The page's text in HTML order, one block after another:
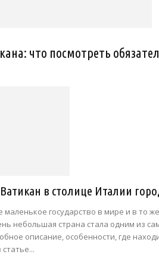
что посмотреть
Ватикан в столице Италии
маленькое государство в мире и в то
небольшая страна стала одним из
описание, особенности, где